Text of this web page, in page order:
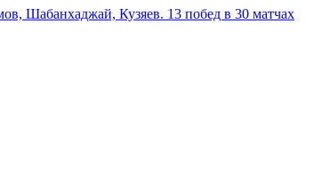
Шабанхаджай, Кузяев. 13 побед в 30 матчах